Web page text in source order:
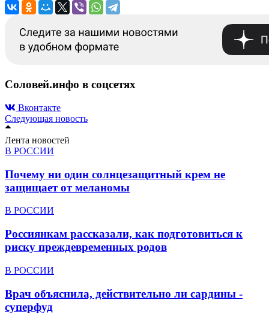
Соловей.инфо в соцсетях
Вконтакте
Следующая новость
Лента новостей
В РОССИИ
Почему ни один солнцезащитный крем не
защищает от меланомы
В РОССИИ
Россиянкам рассказали, как подготовиться к
риску преждевременных родов
В РОССИИ
Врач объяснила, действительно ли сардины -
суперфуд